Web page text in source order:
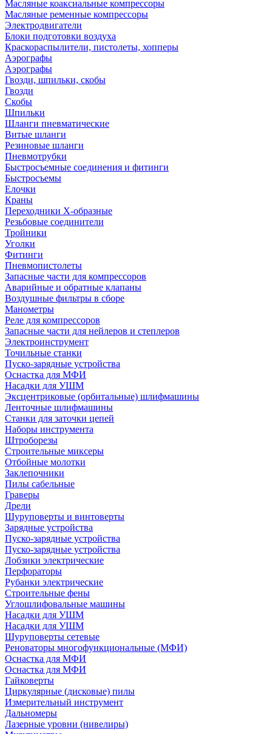
Масляные коаксиальные компрессоры
Масляные ременные компрессоры
Электродвигатели
Блоки подготовки воздуха
Краскораспылители, пистолеты, хопперы
Аэрографы
Аэрографы
Гвозди, шпильки, скобы
Гвозди
Скобы
Шпильки
Шланги пневматические
Витые шланги
Резиновые шланги
Пневмотрубки
Быстросъемные соединения и фитинги
Быстросъемы
Елочки
Краны
Переходники Х-образные
Резьбовые соединители
Тройники
Уголки
Фитинги
Пневмопистолеты
Запасные части для компрессоров
Аварийные и обратные клапаны
Воздушные фильтры в сборе
Манометры
Реле для компрессоров
Запасные части для нейлеров и степлеров
Электроинструмент
Точильные станки
Пуско-зарядные устройства
Оснастка для МФИ
Насадки для УШМ
Эксцентриковые (орбитальные) шлифмашины
Ленточные шлифмашины
Станки для заточки цепей
Наборы инструмента
Штроборезы
Строительные миксеры
Отбойные молотки
Заклепочники
Пилы сабельные
Граверы
Дрели
Шуруповерты и винтоверты
Зарядные устройства
Пуско-зарядные устройства
Пуско-зарядные устройства
Лобзики электрические
Перфораторы
Рубанки электрические
Строительные фены
Углошлифовальные машины
Насадки для УШМ
Насадки для УШМ
Шуруповерты сетевые
Реноваторы многофункциональные (МФИ)
Оснастка для МФИ
Оснастка для МФИ
Гайковерты
Циркулярные (дисковые) пилы
Измерительный инструмент
Дальномеры
Лазерные уровни (нивелиры)